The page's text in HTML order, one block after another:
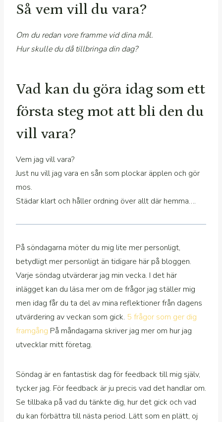
Så vem vill du vara?
Om du redan vore framme vid dina mål.
Hur skulle du då tillbringa din dag?
Vad kan du göra idag som ett
första steg mot att bli den du
vill vara?
Vem jag vill vara?
Just nu vill jag vara en sån som plockar äpplen och gör
mos.
Städar klart och håller ordning över allt där hemma….
På söndagarna möter du mig lite mer personligt,
betydligt mer personligt än tidigare här på bloggen.
Varje söndag utvärderar jag min vecka. I det här
inlägget kan du läsa mer om de frågor jag ställer mig
men idag får du ta del av mina reflektioner från dagens
utvärdering av veckan som gick. 5 frågor som ger dig
framgång På måndagarna skriver jag mer om hur jag
utvecklar mitt företag.
Söndag är en fantastisk dag för feedback till mig själv,
tycker jag. För feedback är ju precis vad det handlar om.
Se tillbaka på vad du tänkte dig, hur det gick och vad
du kan förbättra till nästa period. Lätt som en plätt, oj